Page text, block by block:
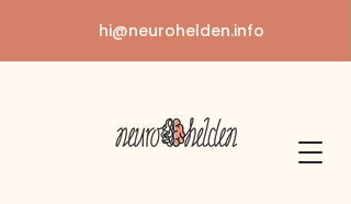
hi@neurohelden.info